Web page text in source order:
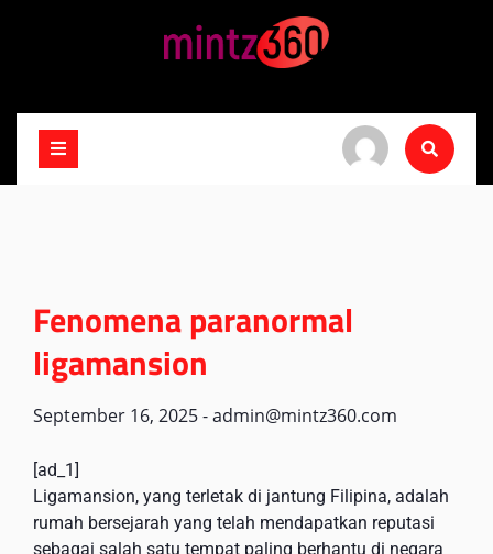
Fenomena paranormal
ligamansion
September 16, 2025-admin@mintz360.com
[ad_1]
Ligamansion, yang terletak di jantung Filipina, adalah
rumah bersejarah yang telah mendapatkan reputasi
sebagai salah satu tempat paling berhantu di negara